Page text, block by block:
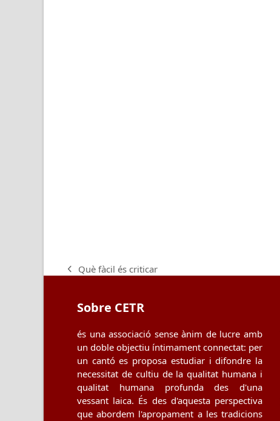
previous
Què fàcil és criticar
Sobre CETR
és una associació sense ànim de lucre amb
un doble objectiu íntimament connectat: per
un cantó es proposa estudiar i difondre la
necessitat de cultiu de la qualitat humana i
qualitat humana profunda des d'una
vessant laica. És des d'aquesta perspectiva
que abordem l'apropament a les tradicions